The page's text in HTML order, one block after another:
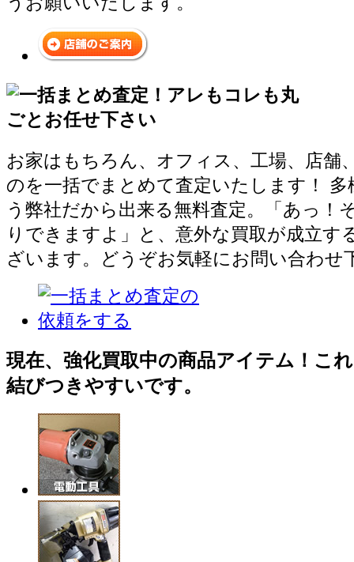
お家はもちろん、オフィス、工場、店舗
のを一括でまとめて査定いたします！ 多
う弊社だから出来る無料査定。「あっ！
りできますよ」と、意外な買取が成立す
ざいます。どうぞお気軽にお問い合わせ
現在、強化買取中の商品アイテム！こ
結びつきやすいです。